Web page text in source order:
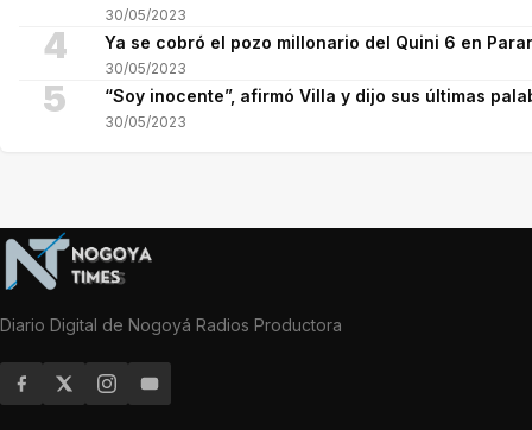
30/05/2023
4 Ya se cobró el pozo millonario del Quini 6 en
30/05/2023
5 “Soy inocente”, afirmó Villa y dijo sus últimas
30/05/2023
Diario Digital de Nogoyá Radios Productora